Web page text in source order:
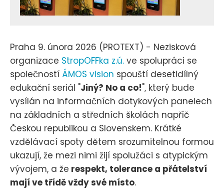
Praha 9. února 2026 (PROTEXT) - Nezisková
organizace StropOFFka z.ú. ve spolupráci se
společností ÁMOS vision spouští desetidílný
edukační seriál "Jiný? No a co!", který bude
vysílán na informačních dotykových panelech
na základních a středních školách napříč
Českou republikou a Slovenskem. Krátké
vzdělávací spoty dětem srozumitelnou formou
ukazují, že mezi nimi žijí spolužáci s atypickým
vývojem, a že respekt, tolerance a přátelství
mají ve třídě vždy své místo.